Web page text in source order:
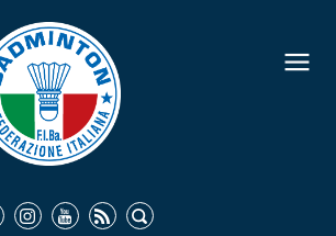
FEDERAZIONE
IDENTITÀ
COMMISSIONI FEDERALI